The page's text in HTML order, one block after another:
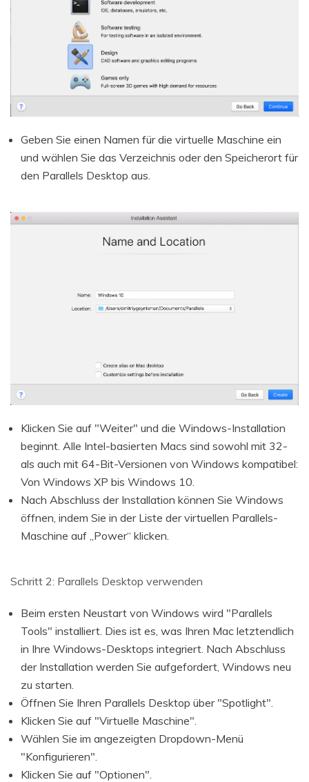
Geben Sie einen Namen für die virtuelle Maschine ein
und wählen Sie das Verzeichnis oder den Speicherort für
den Parallels Desktop aus.
Klicken Sie auf "Weiter" und die Windows-Installation
beginnt. Alle Intel-basierten Macs sind sowohl mit 32-
als auch mit 64-Bit-Versionen von Windows kompatibel:
Von Windows XP bis Windows 10.
Nach Abschluss der Installation können Sie Windows
öffnen, indem Sie in der Liste der virtuellen Parallels-
Maschine auf „Power“ klicken.
Schritt 2: Parallels Desktop verwenden
Beim ersten Neustart von Windows wird "Parallels
Tools" installiert. Dies ist es, was Ihren Mac letztendlich
in Ihre Windows-Desktops integriert. Nach Abschluss
der Installation werden Sie aufgefordert, Windows neu
zu starten.
Öffnen Sie Ihren Parallels Desktop über "Spotlight".
Klicken Sie auf "Virtuelle Maschine".
Wählen Sie im angezeigten Dropdown-Menü
"Konfigurieren".
Klicken Sie auf "Optionen".